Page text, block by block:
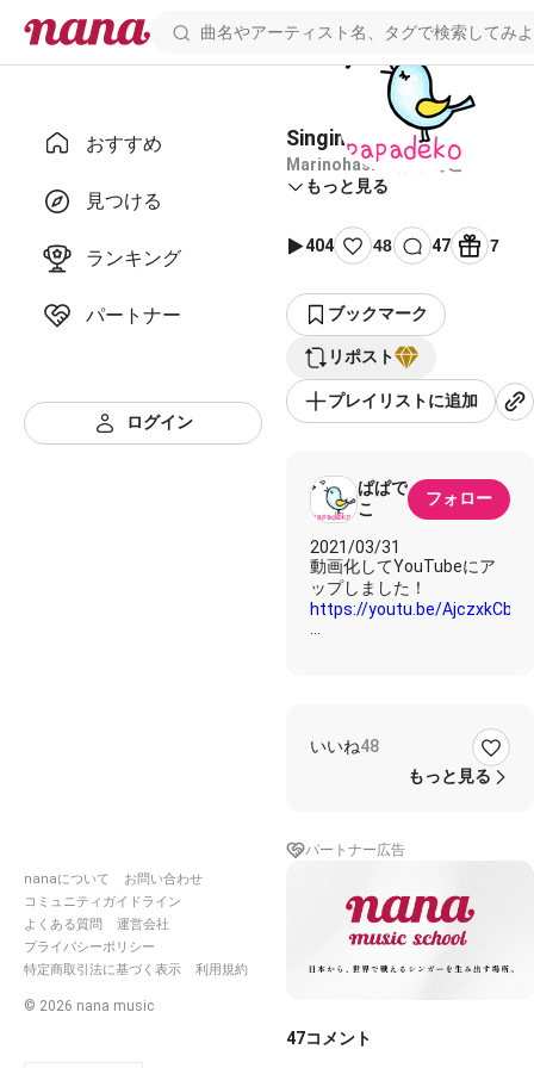
おすすめ
見つける
ランキング
パートナー
ログイン
nanaについて
お問い合わせ
コミュニティガイドライン
よくある質問
運営会社
プライバシーポリシー
特定商取引法に基づく表示
利用規約
© 2026 nana music
Singing blue bird
Marinohashi&ぱぱでこ
もっと見る
404 48 47 7
ブックマーク
リポスト
プレイリストに追加
ぱぱで
こ
フォロー
2021/03/31
動画化してYouTubeにア
https://youtu.be/
https://nana-
music.com/sounds/
うなんて初めてのことで
恥ずかしさでいっぱいなの
ですが、
に素敵な曲を作っていただ
た❗️
いいね48
もっと見る
パートナー広告
47コメント